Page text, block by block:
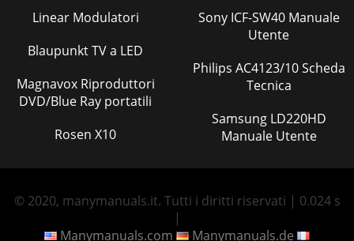
Linear Modulatori
Blaupunkt TV a LED
Magnavox Riproduttori
DVD/Blue Ray portatili
Rosen X10
Sony ICF-SW40 Manuale
Utente
Philips AC4123/10 Scheda
Tecnica
Samsung LD220HD
Manuale Utente
© 2020, manymanuals.it. Tutti i diritti riservati | 0.024 s
|
Manymanuals.com
Manymanuals.de